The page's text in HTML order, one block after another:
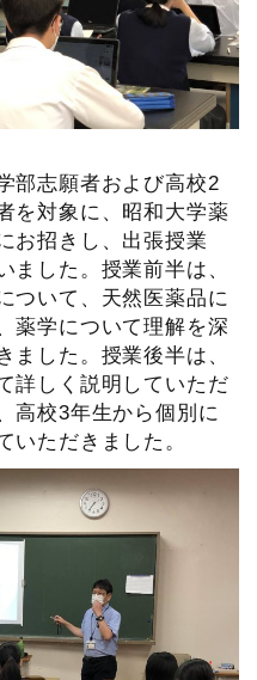
部志願者および高校2
を対象に、昭和大学薬
お招きし、出張授業
ました。授業前半は、
ついて、天然医薬品に
薬学について理解を深
ました。授業後半は、
詳しく説明していただ
高校3年生から個別に
いただきました。